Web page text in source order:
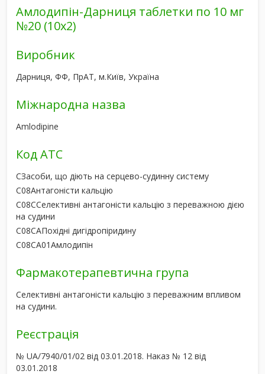
Амлодипін-Дарниця таблетки по 10 мг
№20 (10х2)
Виробник
Дарниця, ФФ, ПрАТ, м.Київ, Україна
Міжнародна назва
Amlodipine
Код АТС
CЗасоби, що діють на серцево-судинну систему
C08Антагоністи кальцію
C08CСелективні антагоністи кальцію з переважною дією
на судини
C08CAПохідні дигідропіридину
C08CA01Амлодипін
Фармакотерапевтична група
Селективні антагоністи кальцію з переважним впливом
на судини.
Реєстрація
№ UA/7940/01/02 від 03.01.2018. Наказ № 12 від
03.01.2018